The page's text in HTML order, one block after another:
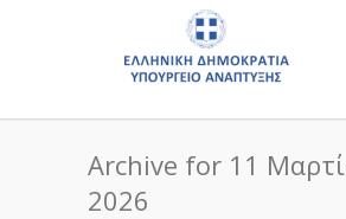
Archive for 11
2026